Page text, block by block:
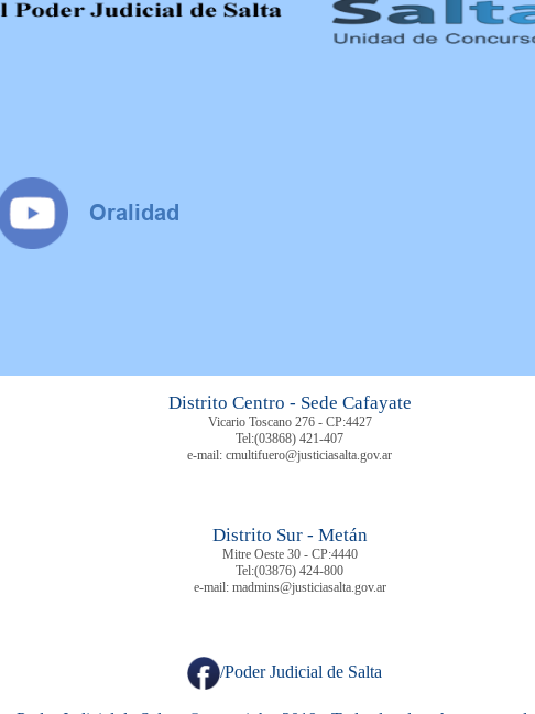
Distrito Centro - Sede Cafayate
Vicario Toscano 276 - CP:4427
Tel:(03868) 421-407
e-mail: cmultifuero@justiciasalta.gov.ar
Distrito Sur - Metán
Mitre Oeste 30 - CP:4440
Tel:(03876) 424-800
e-mail: madmins@justiciasalta.gov.ar
/Poder Judicial de Salta